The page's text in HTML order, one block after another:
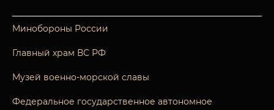
Минобороны России
Главный храм ВС РФ
Музей военно-морской славы
Федеральное государственное автономное